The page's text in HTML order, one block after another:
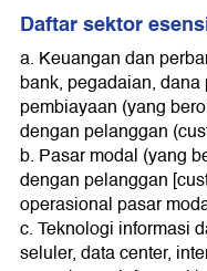
Daftar sektor
a. Keuangan dan
bank, pegadaian,
pembiayaan (yang
dengan pelanggan
b. Pasar modal (yang
dengan pelanggan
operasional pasar
c. Teknologi informasi
seluler, data center,